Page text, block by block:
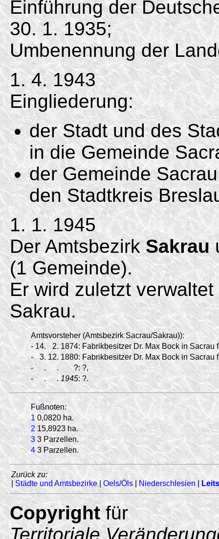
Einführung der
30. 1. 1935;
Umbenennung der
1. 4. 1943
Eingliederung:
der Stadt und des
in die Gemeinde
der Gemeinde
den Stadtkreis
1. 1. 1945
Der AmtsbezirkSakrau
(1 Gemeinde).
Er wird zuletzt
Sakrau.
Amtsvorsteher (Amtsbezirk Sacrau/Sakrau)):
- 14. 2. 1874: Fabrikbesitzer Dr. Max Bock in Sacrau
-
3. 12. 1880: Fabrikbesitzer Dr. Max Bock in Sacrau
-
. . ?: ?,
-
. . 1945: ?.
Fußnoten:
1 0,0820 ha.
2 15,8923 ha.
3 3 Parzellen.
4 3 Parzellen.
Zurück zu:
|Städte und Amtsbezirke|Oels/Öls|Niederschlesien |
Copyrightfür
Territoriale